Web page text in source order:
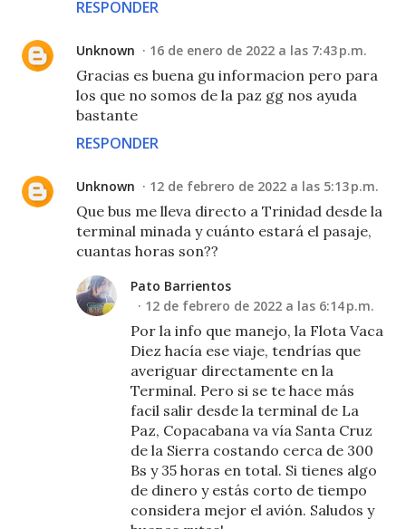
RESPONDER
Unknown 16 de enero de 2022 a las 7:43 p.m.
Gracias es buena gu informacion pero para
los que no somos de la paz gg nos ayuda
bastante
RESPONDER
Unknown 12 de febrero de 2022 a las 5:13 p.m.
Que bus me lleva directo a Trinidad desde la
terminal minada y cuánto estará el pasaje,
cuantas horas son??
Pato Barrientos
12 de febrero de 2022 a las 6:14 p.m.
Por la info que manejo, la Flota Vaca
Diez hacía ese viaje, tendrías que
averiguar directamente en la
Terminal. Pero si se te hace más
facil salir desde la terminal de La
Paz, Copacabana va vía Santa Cruz
de la Sierra costando cerca de 300
Bs y 35 horas en total. Si tienes algo
de dinero y estás corto de tiempo
considera mejor el avión. Saludos y